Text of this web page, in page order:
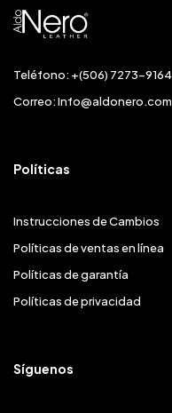
Teléfono: +(506) 7273-9164
Correo:Info@aldonero.com
Políticas
Instrucciones de Cambios
Políticas de ventas en línea
Políticas de garantía
Políticas de privacidad
Síguenos